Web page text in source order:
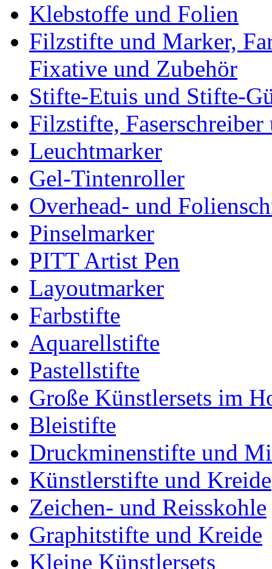
Klebstoffe und Folien
Filzstifte und Marker,
Fixative und Zubehör
Stifte-Etuis und Stifte-
Filzstifte,
Leuchtmarker
Gel-Tintenroller
Overhead- und
Pinselmarker
PITT Artist Pen
Layoutmarker
Farbstifte
Aquarellstifte
Pastellstifte
Große Künstlersets im
Bleistifte
Druckminenstifte und
Künstlerstifte und Kreide
Zeichen- und Reisskohle
Graphitstifte und Kreide
Kleine Künstlersets